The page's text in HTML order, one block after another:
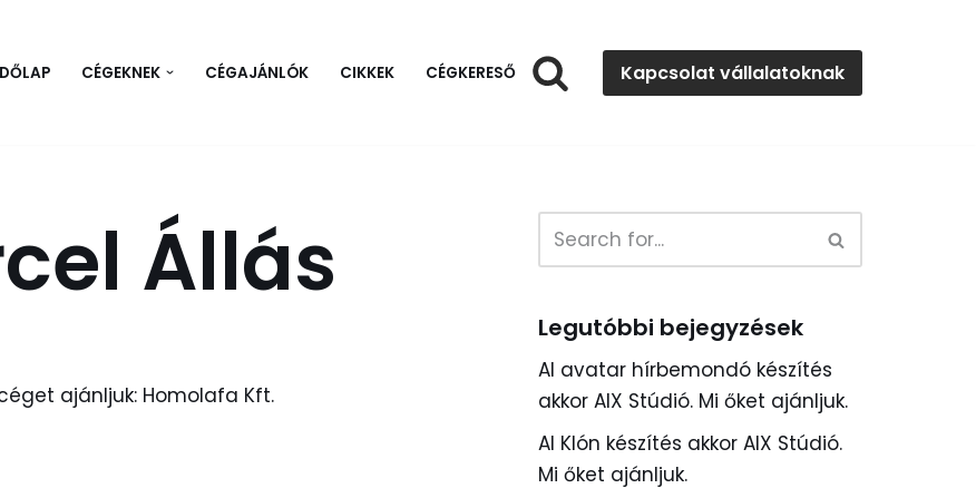
CÉGEKNEK CÉGAJÁNLÓK CIKKEK CÉGKERESŐ Kapcsolat vállalatoknak
Állás
ajánljuk: Homolafa Kft.
Legutóbbi bejegyzések
AI avatar hírbemondó készítés
akkor AIX Stúdió. Mi őket ajánljuk.
AI Klón készítés akkor AIX Stúdió.
Mi őket ajánljuk.